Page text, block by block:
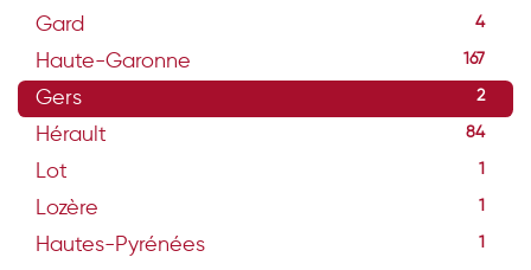
Gard 4
Haute-Garonne 167
Gers 2
Hérault 84
Lot 1
Lozère 1
Hautes-Pyrénées 1